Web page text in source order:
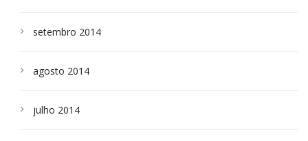
setembro 2014
agosto 2014
julho 2014